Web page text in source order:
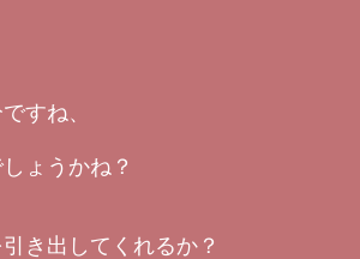
すね、
ょうかね？
き出してくれるか？